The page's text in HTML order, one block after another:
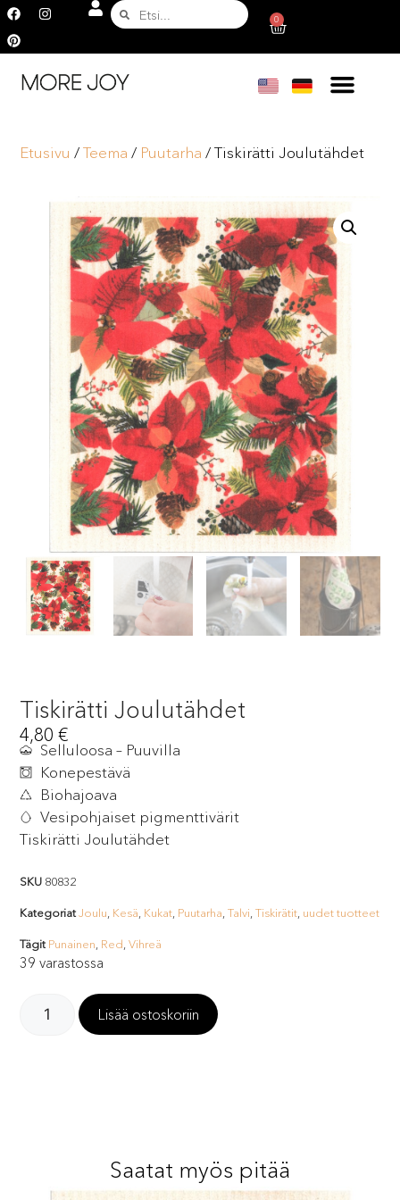
0
Etusivu /Teema / Puutarha / Tiskirätti Joulutähdet
Tiskirätti Joulutähdet
4,80€
Selluloosa – Puuvilla
Konepestävä
Biohajoava
Vesipohjaiset pigmenttivärit
Tiskirätti Joulutähdet
SKU 80832
Kategoriat Joulu Kesä Kukat Puutarha ,Talvi ,Tiskirätit uudet tuotteet
Tägit Punainen Red ,Vihreä
39 varastossa
Lisää ostoskoriin
Saatat myös pitää